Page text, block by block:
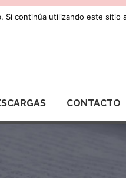
CONTACTO
continúa utilizando este sitio